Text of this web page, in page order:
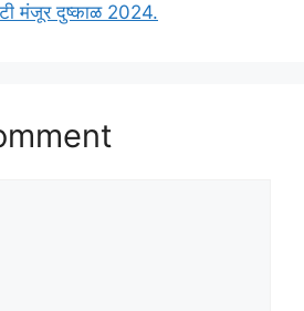
मंजूर दुष्काळ 2024.